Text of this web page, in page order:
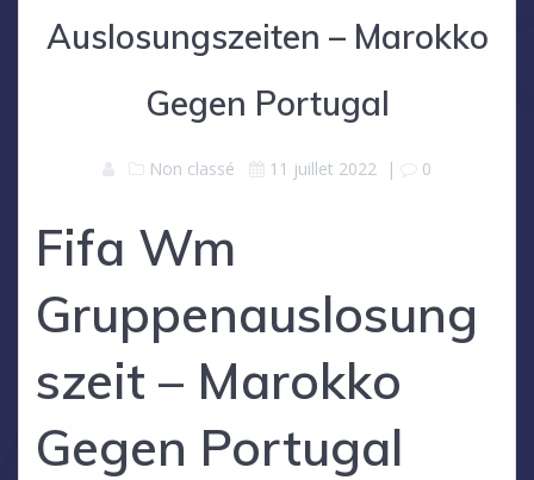
Auslosungszeiten – Marokko
Gegen Portugal
Non classé 11 juillet 2022 | 0
Fifa Wm
Gruppenauslosung
szeit – Marokko
Gegen Portugal